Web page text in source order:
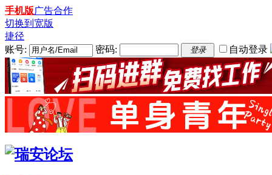
手机版广告合作
切换到宽版
捷径
账号:
密码: 登录 自动登录